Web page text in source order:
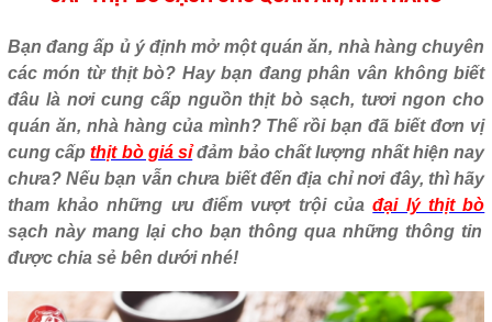
Bạn đang ấp ủ ý định mở một quán ăn, nhà hàng chuyên
các món từ thịt bò? Hay bạn đang phân vân không biết
đâu là nơi cung cấp nguồn thịt bò sạch, tươi ngon cho
quán ăn, nhà hàng của mình? Thế rồi bạn đã biết đơn vị
cung cấpthịt bò giá sỉđảm bảo chất lượng nhất hiện nay
chưa? Nếu bạn vẫn chưa biết đến địa chỉ nơi đây, thì hãy
tham khảo những ưu điểm vượt trội củađại lý thịt bò
sạch này mang lại cho bạn thông qua những thông tin
được chia sẻ bên dưới nhé!